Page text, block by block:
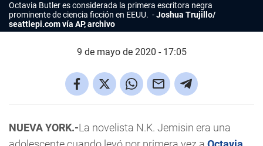
Octavia Butler es considerada la primera escritora negra
prominente de ciencia ficción en EEUU.
Joshua Trujillo/
seattlepi.com vía AP, archivo
9 de mayo de 2020 - 17:05
NUEVA YORK.-La novelista N.K. Jemisin era una